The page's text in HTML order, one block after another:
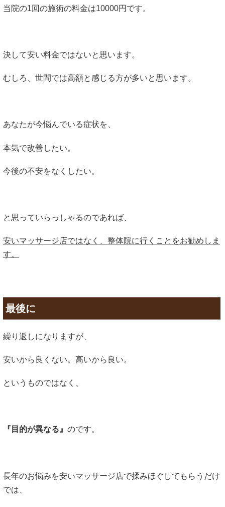
当院の1回の施術の料金は10000円です。
決して安い料金ではないと思います。
むしろ、世間では高額と感じる方が多いと思います。
あなたが今悩んでいる症状を、
本気で改善したい。
今後の不安をなくしたい。
と思っていらっしゃるのであれば、
安いマッサージ店ではなく、整体院に行くことをお勧めしま
す。
最後に
繰り返しになりますが、
安いから良くない。高いから良い。
というものではなく、
『目的が異なる』 のです。
長年のお悩みを安いマッサージ店で揉みほぐしてもらうだけ
では、